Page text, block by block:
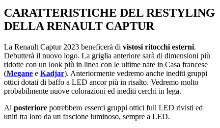
CARATTERISTICHE DEL RESTYLING
DELLA RENAULT CAPTUR
La Renault Captur 2023 beneficerà di vistosi ritocchi esterni.
Debutterà il nuovo logo. La griglia anteriore sarà di dimensioni più
ridotte con un look più in linea con le ultime nate in Casa francese
(Megane e Kadjar). Anteriormente vedremo anche inediti gruppi
ottici dotati di baffo a LED ancor più in risalto. Vedremo molto
probabilmente nuove colorazioni ed inediti cerchi in lega.
Al posteriore potrebbero esserci gruppi ottici full LED rivisti ed
uniti tra loro da un fascione luminoso, sempre a LED.